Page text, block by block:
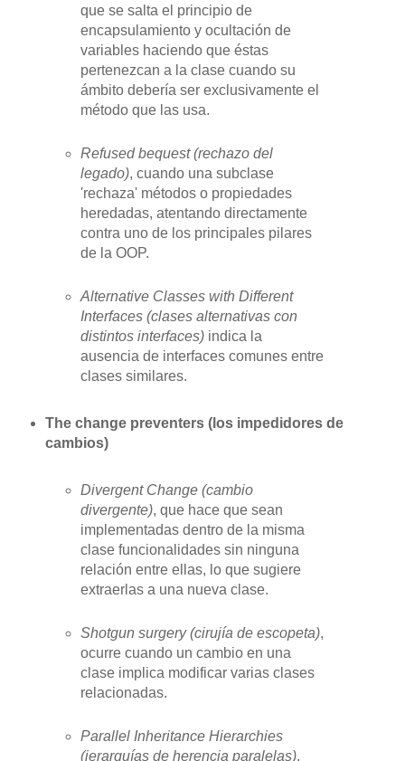
que se salta el principio de
encapsulamiento y ocultación de
variables haciendo que éstas
pertenezcan a la clase cuando su
ámbito debería ser exclusivamente el
método que las usa.
Refused bequest (rechazo del
legado), cuando una subclase
'rechaza' métodos o propiedades
heredadas, atentando directamente
contra uno de los principales pilares
de la OOP.
Alternative Classes with Different
Interfaces (clases alternativas con
distintos interfaces) indica la
ausencia de interfaces comunes entre
clases similares.
The change preventers (los impedidores de
cambios)
Divergent Change (cambio
divergente), que hace que sean
implementadas dentro de la misma
clase funcionalidades sin ninguna
relación entre ellas, lo que sugiere
extraerlas a una nueva clase.
Shotgun surgery (cirujía de escopeta),
ocurre cuando un cambio en una
clase implica modificar varias clases
relacionadas.
Parallel Inheritance Hierarchies
(jerarquías de herencia paralelas),